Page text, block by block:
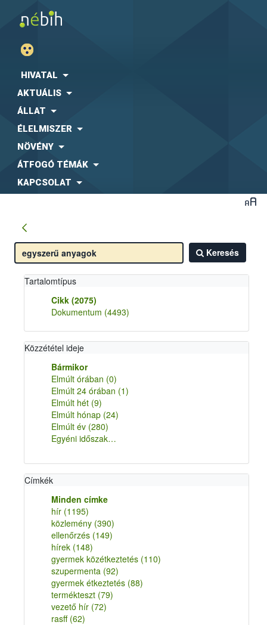
HIVATAL
AKTUÁLIS
ÁLLAT
ÉLELMISZER
NÖVÉNY
ÁTFOGÓ TÉMÁK
KAPCSOLAT
Keresés
Tartalomtípus
Cikk (2075)
Dokumentum (4493)
Közzététel ideje
Bármikor
Elmúlt órában (0)
Elmúlt 24 órában (1)
Elmúlt hét (9)
Elmúlt hónap (24)
Elmúlt év (280)
Egyéni időszak…
Címkék
Minden címke
hír (1195)
közlemény (390)
ellenőrzés (149)
hírek (148)
gyermek közétkeztetés (110)
szupermenta (92)
gyermek étkeztetés (88)
termékteszt (79)
vezető hír (72)
rasff (62)